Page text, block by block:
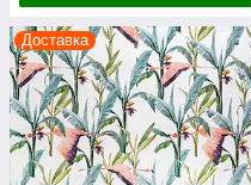
Доставка